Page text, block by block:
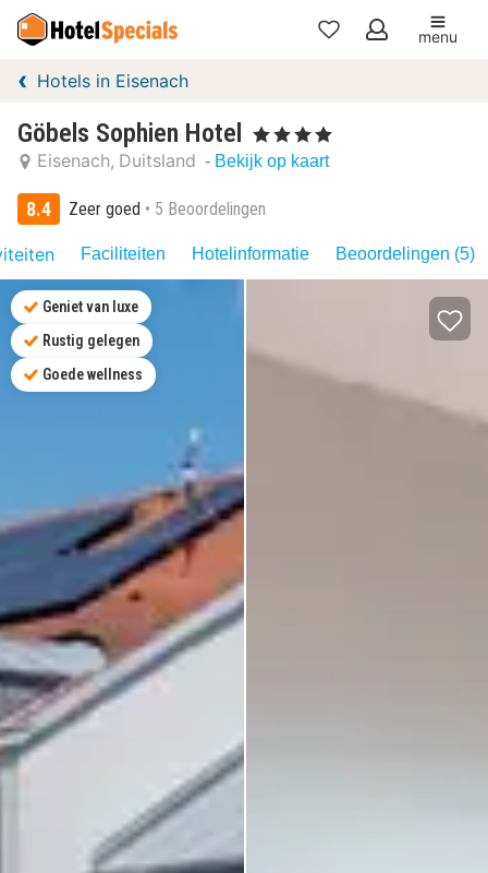
Mijn
menu
Hotels in Eisenach
Göbels Sophien Hotel , 4 Sterren
Eisenach Duitsland - Bekijk op kaart
8.4 Zeer goed 5 Beoordelingen
Faciliteiten Hotelinformatie Beoordelingen (5)
Geniet van luxe
Rustig gelegen
Goede wellness